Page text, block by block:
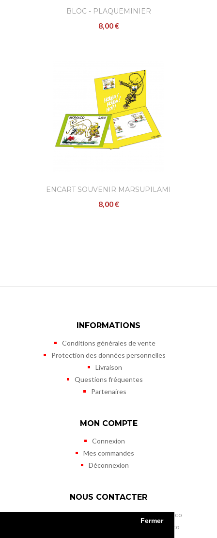
Fermer
contie..
BLOC - PLAQUEMINIER
8,00 €
ENCART SOUVENIR MARSUPILAMI
8,00 €
INFORMATIONS
Conditions générales de vente
Protection des données personnelles
Livraison
Questions fréquentes
Partenaires
MON COMPTE
Connexion
Mes commandes
Déconnexion
NOUS CONTACTER
Musée des Timbres et des Monnaies de Monaco
11 terrasses de Fontvieille - MC 98000 Monaco